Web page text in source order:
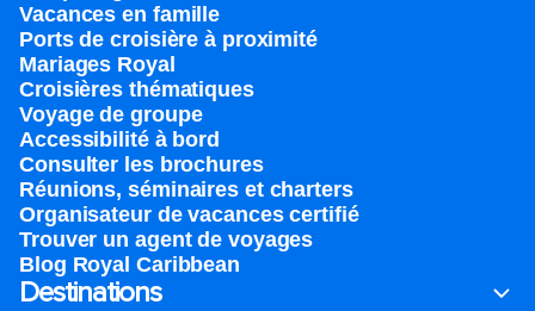
Vacances en famille
Ports de croisière à proximité
Mariages Royal
Croisières thématiques
Voyage de groupe​
Accessibilité à bord​
Consulter les brochures
Réunions, séminaires et charters
Organisateur de vacances certifié
Trouver un agent de voyages
Blog Royal Caribbean
Destinations